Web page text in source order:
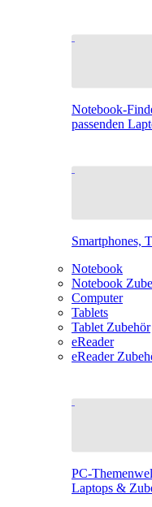
Notebook-
passenden
Smartphones,
Notebook
Notebook
Computer
Tablets
Tablet Zubehör
eReader
eReader
PC-
Laptops &